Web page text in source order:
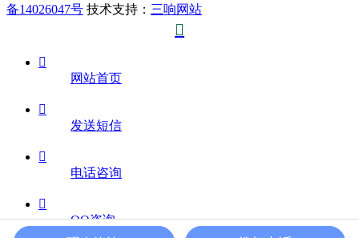
备14026047号 技术支持： 三响网站


网站首页

发送短信

电话咨询

QQ咨询